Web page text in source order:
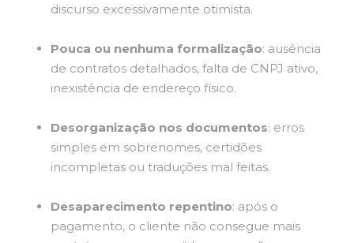
discurso excessivamente otimista.
Pouca ou nenhuma formalização: ausência
de contratos detalhados, falta de CNPJ ativo,
inexistência de endereço físico.
Desorganização nos documentos: erros
simples em sobrenomes, certidões
incompletas ou traduções mal feitas.
Desaparecimento repentino: após o
pagamento, o cliente não consegue mais